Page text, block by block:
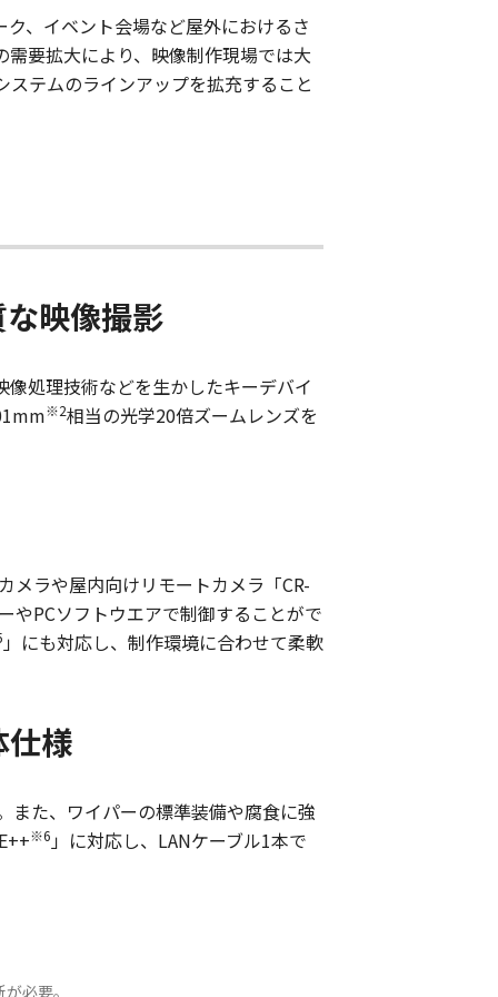
、イベント会場など屋外におけるさ
要拡大により、映像制作現場では大
テムのラインアップを拡充すること
映像撮影
処理技術などを生かしたキーデバイ
※2相当の光学20倍ズームレンズを
メラや屋内向けリモートカメラ「CR-
やPCソフトウエアで制御することがで
」にも対応し、制作環境に合わせて柔軟
仕様
また、ワイパーの標準装備や腐食に強
※6」に対応し、LANケーブル1本で
必要。